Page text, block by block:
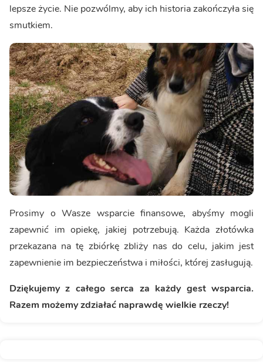
lepsze życie. Nie pozwólmy, aby ich historia zakończyła się
smutkiem.
Prosimy o Wasze wsparcie finansowe, abyśmy mogli
zapewnić im opiekę, jakiej potrzebują. Każda złotówka
przekazana na tę zbiórkę zbliży nas do celu, jakim jest
zapewnienie im bezpieczeństwa i miłości, której zasługują.
Dziękujemy z całego serca za każdy gest wsparcia.
Razem możemy zdziałać naprawdę wielkie rzeczy!